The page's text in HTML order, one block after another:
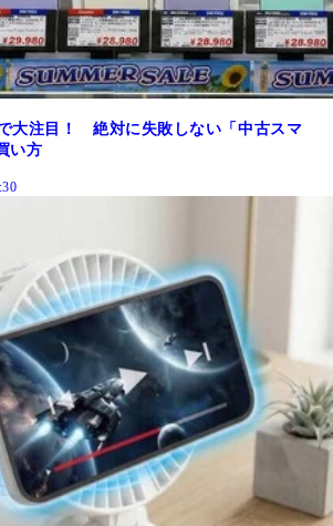
大注目！ 絶対に失敗しない「中古スマ
い方